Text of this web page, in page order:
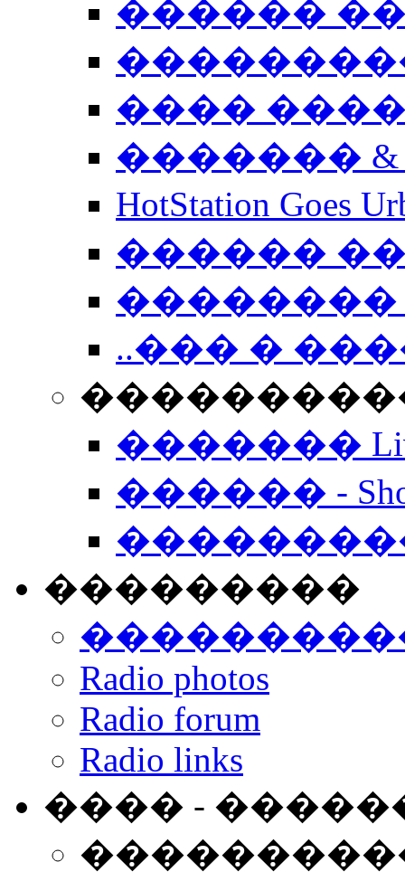
������
����
�������
HotStation
������
��������
..��� �
����������
�������
������ -
���������
Radio photos
Radio forum
Radio links
���� -